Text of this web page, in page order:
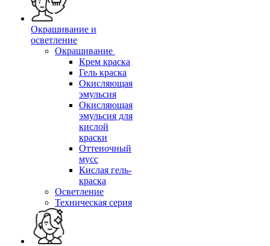
Окрашивание и
осветление
Окрашивание
Крем краска
Гель краска
Окисляющая
эмульсия
Окисляющая
эмульсия для
кислой
краски
Оттеночный
мусс
Кислая гель-
краска
Осветление
Техническая серия